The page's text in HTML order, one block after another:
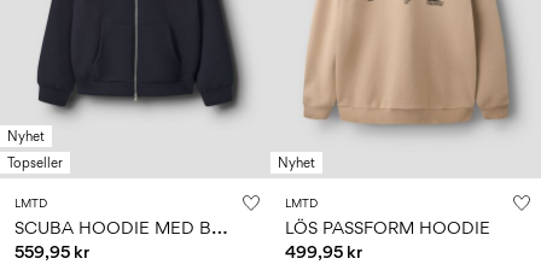
Nyhet
Topseller
LMTD
S
CUBA HOODIE MED BLIXTLÅS
559,95 kr
Nyhet
LMTD
LÖS PASSFORM HOODIE
499,95 kr